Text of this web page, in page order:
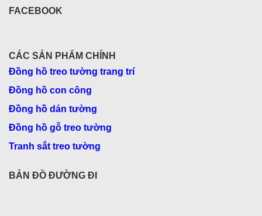
FACEBOOK
CÁC SẢN PHẨM CHÍNH
Đồng hồ treo tường trang trí
Đồng hồ con công
Đồng hồ dán tường
Đồng hồ gỗ treo tường
Tranh sắt treo tường
BẢN ĐỒ ĐƯỜNG ĐI